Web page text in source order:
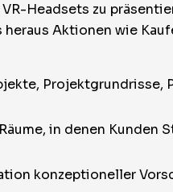
Headsets zu
Aktionen wie
Projektgrundrisse,
in denen Kunden
konzeptioneller